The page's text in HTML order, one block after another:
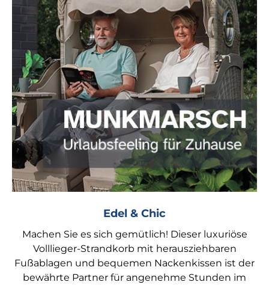
Edel & Chic
Machen Sie es sich gemütlich! Dieser luxuriöse
Volllieger-Strandkorb mit herausziehbaren
Fußablagen und bequemen Nackenkissen ist der
bewährte Partner für angenehme Stunden im